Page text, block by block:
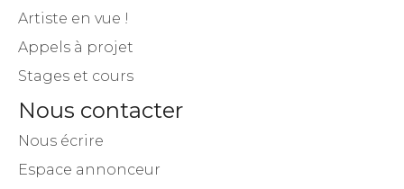
Artiste en vue !
Appels à projet
Stages et cours
Nous contacter
Nous écrire
Espace annonceur